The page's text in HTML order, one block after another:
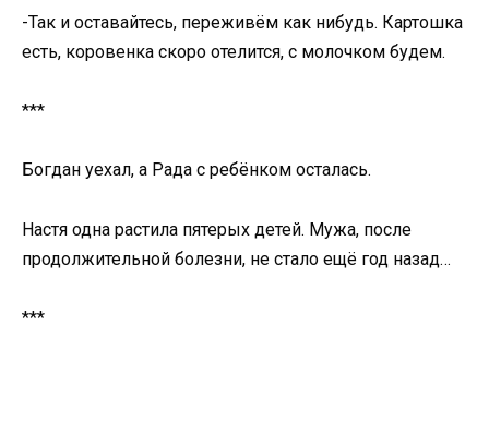
-Так и оставайтесь, переживём как нибудь. Картошка
есть, коровенка скоро отелится, с молочком будем.
***
Богдан уехал, а Рада с ребёнком осталась.
Настя одна растила пятерых детей. Мужа, после
продолжительной болeзни, не стало ещё год назад…
***